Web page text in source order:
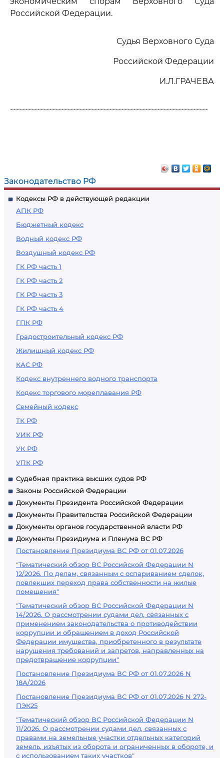
Законодательство РФ
Кодексы РФ в действующей редакции
АПК РФ
Бюджетный кодекс
Водный кодекс РФ
Воздушный кодекс РФ
ГК РФ часть 1
ГК РФ часть 2
ГК РФ часть 3
ГК РФ часть 4
ГПК РФ
Градостроительный кодекс РФ
Жилищный кодекс РФ
КАС РФ
Кодекс внутреннего водного транспорта
Кодекс торгового мореплавания РФ
Семейный кодекс
ТК РФ
УИК РФ
УК РФ
УПК РФ
Судебная практика высших судов РФ
Законы Российской Федерации
Документы Президента Российской Федерации
Документы Правительства Российской Федерации
Документы органов государственной власти РФ
Документы Президиума и Пленума ВС РФ
Постановление Президиума ВС РФ от 01.07.2026
"Тематический обзор ВС Российской Федерации N
12/2026. По делам, связанным с оспариванием сделок,
повлекших переход права собственности на жилые
помещения"
"Тематический обзор ВС Российской Федерации N
14/2026. О рассмотрении судами дел, связанных с
применением законодательства о противодействии
коррупции и обращением в доход Российской
Федерации имущества, приобретенного в результате
нарушения требований и запретов, направленных на
предотвращение коррупции"
Постановление Президиума ВС РФ от 01.07.2026 N
18А/2026
Постановление Президиума ВС РФ от 01.07.2026 N 272-
ПЭК25
"Тематический обзор ВС Российской Федерации N
11/2026. О рассмотрении судами дел, связанных с
правами на земельные участки отдельных категорий
земель, изъятых из оборота и ограниченных в обороте, и
с использованием таких участков"
Российской Федерации.
Судья Верховного Суда
Российской Федерации
И.Л.ГРАЧЕВА
------------------------------------------------------------------